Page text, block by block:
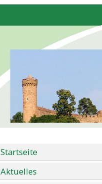
Startseite
Aktuelles